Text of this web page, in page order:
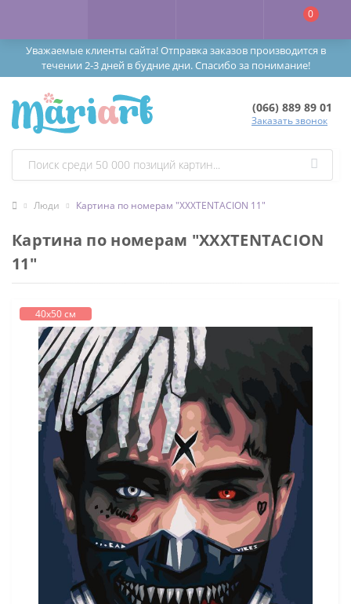
Уважаемые клиенты сайта! Отправка заказов производится в
течении 2-3 дней в будние дни. Спасибо за понимание!
0
(066) 889 89 01
Заказать звонок
Люди Картина по номерам "XXXTENTACION 11"
Картина по номерам "XXXTENTACION
11"
40х50 см